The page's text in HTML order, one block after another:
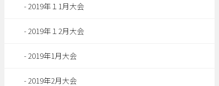
2019年１1月大会
2019年１2月大会
2019年1月大会
2019年2月大会